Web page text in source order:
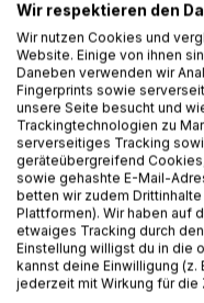
BESCHREIBUNG
Unsere Lebensweise
beruflich, hat sich
Ernährungsweise, die
immer mehr Menschen
Der Autor gibt seine
einer einfachen,
münden. Dabei
außerhalb des reinen
abgedeckt. Ebenso
enthalten.
Wir respektieren den
Wir nutzen Cookies und
Website. Einige von ihnen
Daneben verwenden wir
Fingerprints sowie
unsere Seite besucht und
Trackingtechnologien zu
serverseitiges Tracking
geräteübergreifend
sowie gehashte E-Mail-
betten wir zudem
Plattformen). Wir haben auf
etwaiges Tracking durch
Einstellung willigst du in die
kannst deine Einwilligung (z.
jederzeit mit Wirkung für die